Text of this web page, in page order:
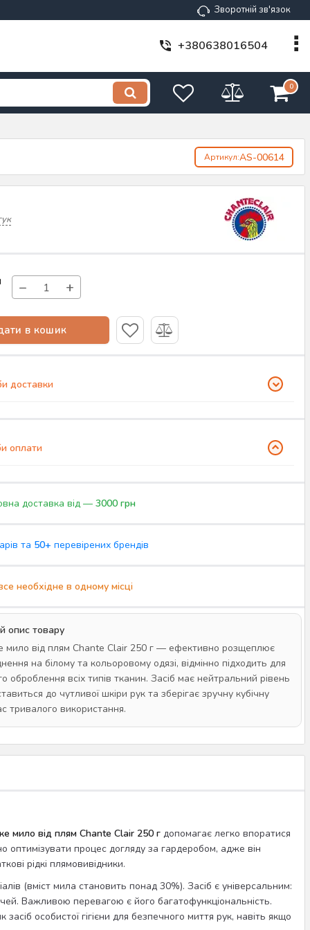
Зворотній зв'язок
+380638016504
0
Артикул:AS-00614
− +
в кошик
доставки
оплати
доставка від — 3000 грн
та 50+ перевірених брендів
необхідне в одному місці
опис товару
мило від плям Chante Clair 250 г — ефективно розщеплює
на білому та кольоровому одязі, відмінно підходить для
оброблення всіх типів тканин. Засіб має нейтральний рівень
до чутливої шкіри рук та зберігає зручну кубічну
тривалого використання.
мило від плям Chante Clair 250 г допомагає легко впоратися
процес догляду за гардеробом, адже він
рідкі плямовивідники.
(вміст мила становить понад 30%). Засіб є універсальним:
Важливою перевагою є його багатофункціональність.
особистої гігієни для безпечного миття рук, навіть якщо